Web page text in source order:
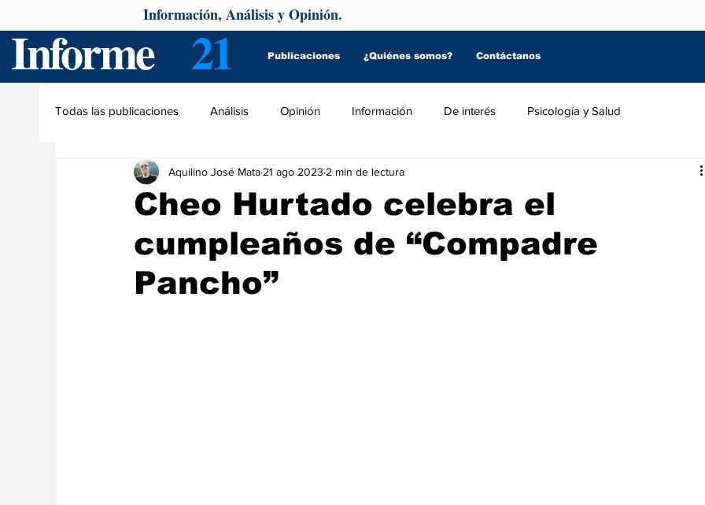
Informe 21 Publicaciones ¿Quiénes somos? Contáctanos
Información, Análisis y Opinión.
Todas las publicaciones Análisis Opinión Información De interés Psicología y Salud
Cheo Hurtado celebra el
cumpleaños de “Compadre
Pancho”
Aquilino José Mata 21 ago 2023 2 min de lectura